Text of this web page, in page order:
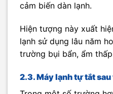
cảm biến dàn lạnh.
Hiện tượng này xuất
lạnh sử dụng lâu năm
trường bụi bẩn, ẩm
2.3. Máy lạnh tự tắt